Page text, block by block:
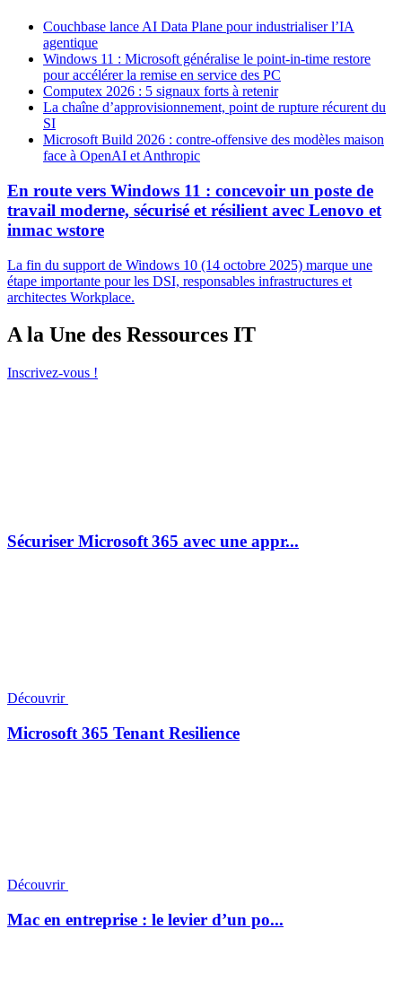
Couchbase lance AI Data Plane pour industrialiser l’IA
agentique
Windows 11 : Microsoft généralise le point-in-time restore
pour accélérer la remise en service des PC
Computex 2026 : 5 signaux forts à retenir
La chaîne d’approvisionnement, point de rupture récurent du
SI
Microsoft Build 2026 : contre-offensive des modèles maison
face à OpenAI et Anthropic
En route vers Windows 11 : concevoir un poste de
travail moderne, sécurisé et résilient avec Lenovo et
inmac wstore
La fin du support de Windows 10 (14 octobre 2025) marque une
étape importante pour les DSI, responsables infrastructures et
architectes Workplace.
A la Une des Ressources IT
Inscrivez-vous !
Sécuriser Microsoft 365 avec une appr...
Découvrir
Microsoft 365 Tenant Resilience
Découvrir
Mac en entreprise : le levier d’un po...